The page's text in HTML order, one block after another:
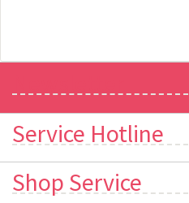
Service Hotline
Shop Service